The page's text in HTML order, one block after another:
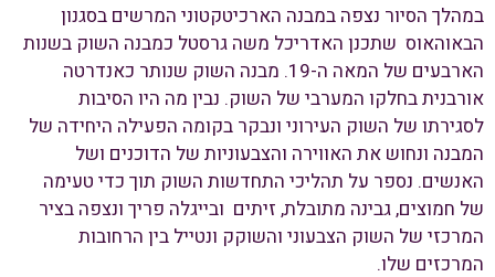
במהלך הסיור נצפה במבנה הארכיטקטוני המרשים בסגנון
הבאוהאוס שתכנן האדריכל משה גרסטל כמבנה השוק בשנות
הארבעים של המאה ה-19. מבנה השוק שנותר כאנדרטה
אורבנית בחלקו המערבי של השוק. נבין מה היו הסיבות
לסגירתו של השוק העירוני ונבקר בקומה הפעילה היחידה של
המבנה ונחוש את האווירה והצבעוניות של הדוכנים ושל
האנשים. נספר על תהליכי התחדשות השוק תוך כדי טעימה
של חמוצים, גבינה מתובלת, זיתים ובייגלה פריך ונצפה בציר
המרכזי של השוק הצבעוני והשוקק ונטייל בין הרחובות
המרכזים שלו.